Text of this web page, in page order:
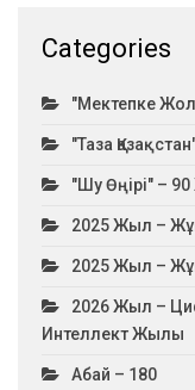
Categories
"Мектепке
"Таза
"Шу Өңірі" –
2025 Жыл –
2025 Жыл –
2026 Жыл –
Интеллект Жылы
Абай – 180